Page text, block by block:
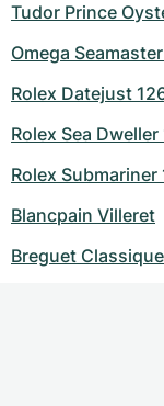
Tudor Prince
Omega
Rolex Datejust
Rolex Sea
Rolex Submariner
Blancpain Villeret
Breguet Classique